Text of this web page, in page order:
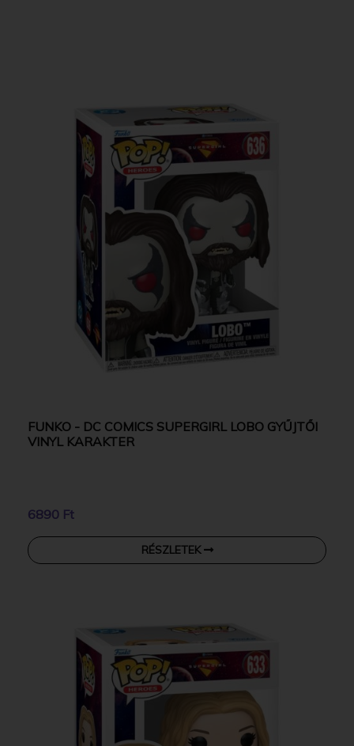
FUNKO - DC COMICS SUPERGIRL LOBO GYŰJTŐI
VINYL KARAKTER
6890 Ft
RÉSZLETEK